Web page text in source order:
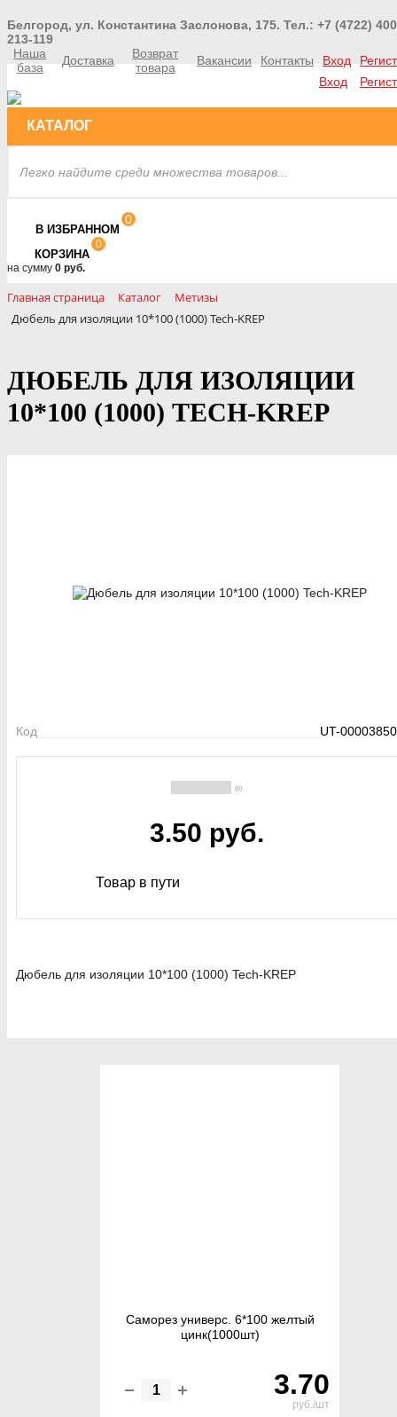
Белгород, ул. Константина Заслонова, 175. Тел.: +7 (4722)
213-119
Наша
база
Доставка
Возврат
товара
Вакансии Контакты Вход
Вход
КАТАЛОГ
В ИЗБРАННОМ
0
КОРЗИНА
0
на сумму 0 руб.
Главная страница Каталог
Метизы
Дюбель для изоляции 10*100 (1000) Tech-KREP
ДЮБЕЛЬ ДЛЯ ИЗОЛЯЦИИ
10*100 (1000) TECH-KREP
Код UT-00003850
(0)
3.50 руб.
Товар в пути
Дюбель для изоляции 10*100 (1000) Tech-KREP
Саморез универс. 6*100 желтый
цинк(1000шт)
3.70
руб./шт